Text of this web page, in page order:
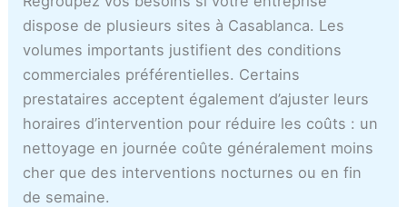
dispose de plusieurs sites à Casablanca. Les
volumes importants justifient des conditions
commerciales préférentielles. Certains
prestataires acceptent également d’ajuster leurs
horaires d’intervention pour réduire les coûts : un
nettoyage en journée coûte généralement moins
cher que des interventions nocturnes ou en fin
de semaine.